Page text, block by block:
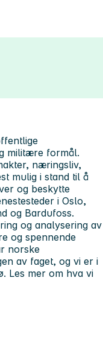
militære formål.
næringsliv,
mulig i stand til å
og beskytte
i Oslo,
og Bardufoss.
og analysering av
og spennende
norske
av faget, og vi er i
Les mer om hva vi